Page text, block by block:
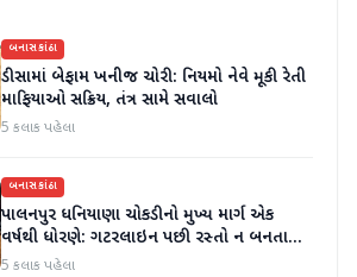
બનાસકાંઠા
ડીસામાં બેફામ ખનીજ ચોરી: નિયમો નેવે મૂકી રેતી
માફિયાઓ સક્રિય, તંત્ર સામે સવાલો
5 કલાક પહેલા
બનાસકાંઠા
પાલનપુર ધનિયાણા ચોકડીનો મુખ્ય માર્ગ એક
વર્ષથી ધોરણે: ગટરલાઇન પછી રસ્તો ન બનતા
હાલાકી
5 કલાક પહેલા